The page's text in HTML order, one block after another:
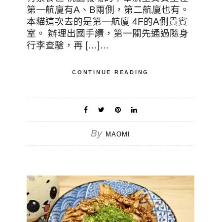
第一航廈有A、B兩側，第二航廈也有。
本貓這次去的是第一航廈 4F的A側貴賓
室。 辦理出國手續，第一關先通過隨身
行李查驗，再 […]…
CONTINUE READING
By MAOMI